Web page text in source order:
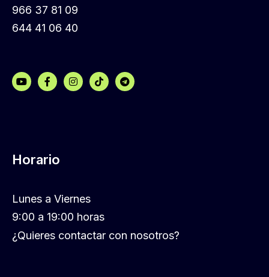
966 37 81 09
644 41 06 40
Horario
Lunes a Viernes
9:00 a 19:00 horas
¿Quieres contactar con nosotros?